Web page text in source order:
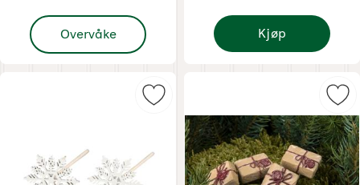
Overvåke
, Adventpynt - Luciatog på tråd stikk ca 6,5 cm
Kjøp
Adventpynt -
Merk adventpynt - Snøfnugg på